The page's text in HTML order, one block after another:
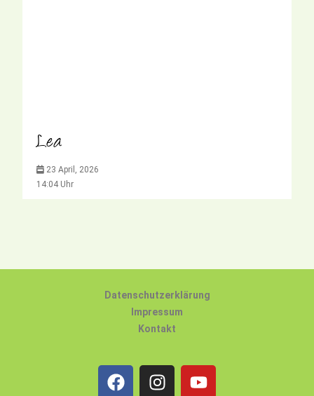
Lea
23 April, 2026
14:04 Uhr
Datenschutzerklärung
Impressum
Kontakt